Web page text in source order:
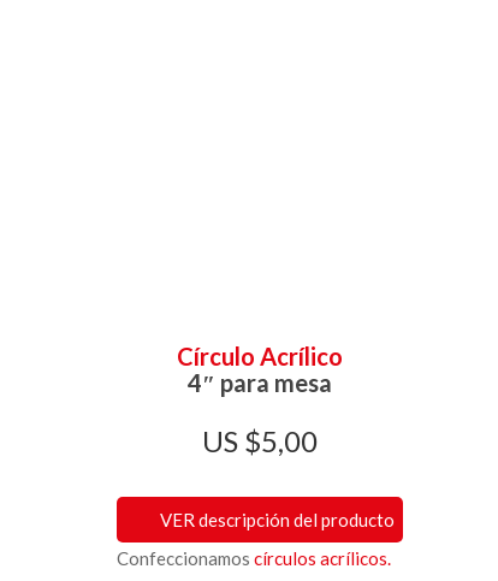
Círculo Acrílico
4″ para mesa
$5,00
VER descripción del producto
Confeccionamos círculos acrílicos.